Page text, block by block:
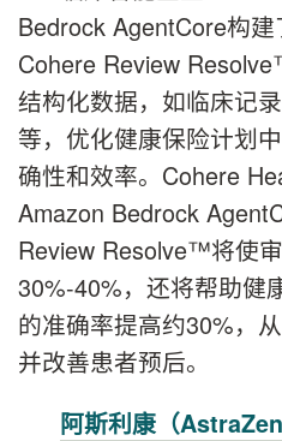
Bedrock AgentCore构
Cohere Review
结构化数据，如临床记
等，优化健康保险计划
确性和效率。Cohere
Amazon Bedrock
Review Resolve™将使
30%-40%，还将帮助健
的准确率提高约30%，
并改善患者预后。
阿斯利康（